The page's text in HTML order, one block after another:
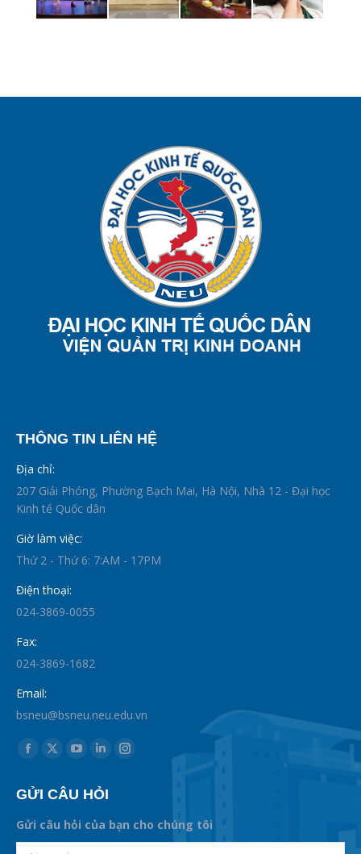
THÔNG TIN LIÊN HỆ
Địa chỉ:
207 Giải Phóng, Phường Bạch Mai, Hà Nội, Nhà 12 - Đại học
Kinh tế Quốc dân
Giờ làm việc:
Thứ 2 - Thứ 6: 7:AM - 17PM
Điện thoại:
024-3869-0055
Fax:
024-3869-1682
Email:
bsneu@bsneu.neu.edu.vn
Find us on:
Facebook
opens
in
new
X
opens
in
new
YouTube
opens
in
new
Linkedin
opens
in
new
Instagram
in
new
GỬI CÂU HỎI
Gửi câu hỏi của bạn cho chúng tôi
supertotobet
Name *